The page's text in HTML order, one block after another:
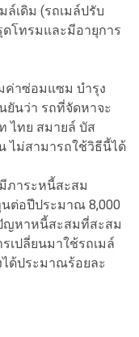
เดิม (รถเมล์ปรับ
ดโทรมและมีอายุการ
ค่าซ่อมแซม บำรุง
ยันว่า รถที่จัดหาจะ
ไทย สมายล์ บัส
ไม่สามารถใช้วิธีนี้ได้
ภาระหนี้สะสม
ต่อปีประมาณ 8,000
ญหาหนี้สะสมที่สะสม
เปลี่ยนมาใช้รถเมล์
ด้ประมาณร้อยละ